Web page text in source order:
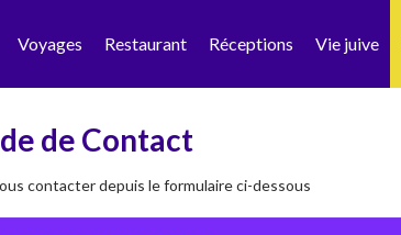
Voyages Restaurant Réceptions Vie juive
de Contact
contacter depuis le formulaire ci-dessous